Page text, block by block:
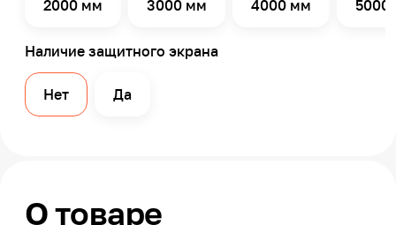
2000 мм 3000 мм 4000 мм 5000
Наличие защитного экрана
Нет Да
О товаре